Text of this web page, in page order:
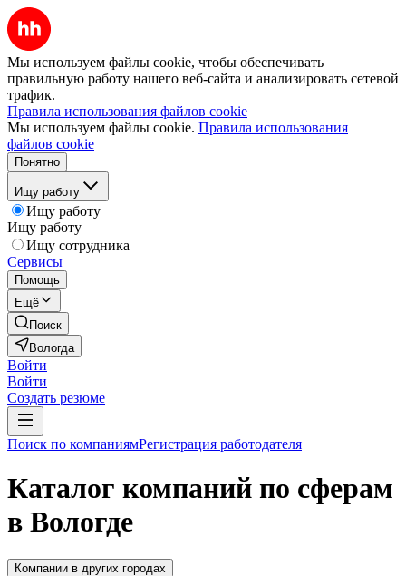
Мы используем файлы cookie, чтобы обеспечивать
правильную работу нашего веб-сайта и анализировать сетевой
трафик.
Правила использования файлов cookie
Мы используем файлы cookie. Правила использования
файлов cookie
Понятно
Ищу работу
Ищу работу
Ищу работу
Ищу сотрудника
Сервисы
Помощь
Ещё
Поиск
Вологда
Войти
Войти
Создать резюме
Поиск по компаниямРегистрация работодателя
Каталог компаний по сферам
в Вологде
Компании в других городах